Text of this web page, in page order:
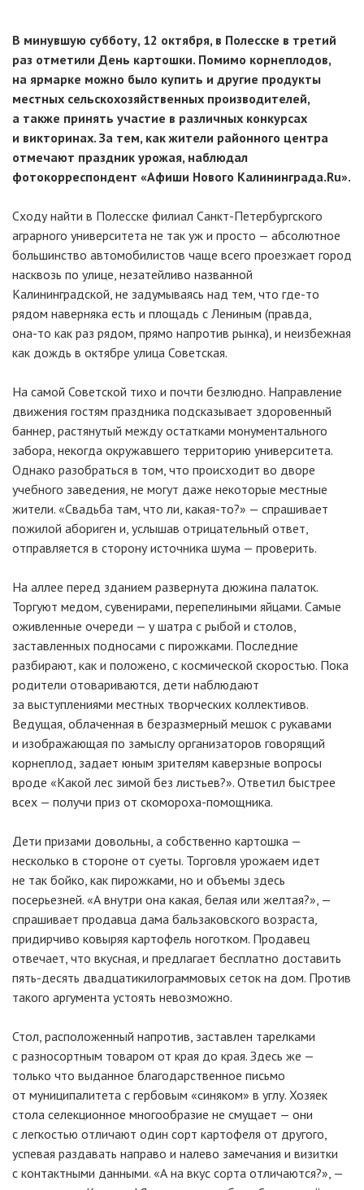
В минувшую субботу, 12 октября, в Полесске в третий
раз отметили День картошки. Помимо корнеплодов,
на ярмарке можно было купить и другие продукты
местных сельскохозяйственных производителей,
а также принять участие в различных конкурсах
и викторинах. За тем, как жители районного центра
отмечают праздник урожая, наблюдал
фотокорреспондент «Афиши Нового Калининграда.Ru».
Сходу найти в Полесске филиал Санкт-Петербургского
аграрного университета не так уж и просто — абсолютное
большинство автомобилистов чаще всего проезжает город
насквозь по улице, незатейливо названной
Калининградской, не задумываясь над тем, что где-то
рядом наверняка есть и площадь с Лениным (правда,
она-то как раз рядом, прямо напротив рынка), и неизбежная
как дождь в октябре улица Советская.
На самой Советской тихо и почти безлюдно. Направление
движения гостям праздника подсказывает здоровенный
баннер, растянутый между остатками монументального
забора, некогда окружавшего территорию университета.
Однако разобраться в том, что происходит во дворе
учебного заведения, не могут даже некоторые местные
жители. «Свадьба там, что ли, какая-то?» — спрашивает
пожилой абориген и, услышав отрицательный ответ,
отправляется в сторону источника шума — проверить.
На аллее перед зданием развернута дюжина палаток.
Торгуют медом, сувенирами, перепелиными яйцами. Самые
оживленные очереди — у шатра с рыбой и столов,
заставленных подносами с пирожками. Последние
разбирают, как и положено, с космической скоростью. Пока
родители отовариваются, дети наблюдают
за выступлениями местных творческих коллективов.
Ведущая, облаченная в безразмерный мешок с рукавами
и изображающая по замыслу организаторов говорящий
корнеплод, задает юным зрителям каверзные вопросы
вроде «Какой лес зимой без листьев?». Ответил быстрее
всех — получи приз от скомороха-помощника.
Дети призами довольны, а собственно картошка —
несколько в стороне от суеты. Торговля урожаем идет
не так бойко, как пирожками, но и объемы здесь
посерьезней. «А внутри она какая, белая или желтая?», —
спрашивает продавца дама бальзаковского возраста,
придирчиво ковыряя картофель ноготком. Продавец
отвечает, что вкусная, и предлагает бесплатно доставить
пять-десять двадцатикилограммовых сеток на дом. Против
такого аргумента устоять невозможно.
Стол, расположенный напротив, заставлен тарелками
с разносортным товаром от края до края. Здесь же —
только что выданное благодарственное письмо
от муниципалитета с гербовым «синяком» в углу. Хозяек
стола селекционное многообразие не смущает — они
с легкостью отличают один сорт картофеля от другого,
успевая раздавать направо и налево замечания и визитки
с контактными данными. «А на вкус сорта отличаются?», —